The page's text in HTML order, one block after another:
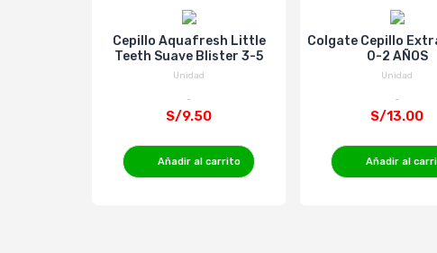
Cepillo Aquafresh Little
Teeth Suave Blister 3-5
Unidad
S/9.50
Añadir al carrito
Colgate Cepillo
0-2 AÑOS
Unidad
S/13.00
Añadir al